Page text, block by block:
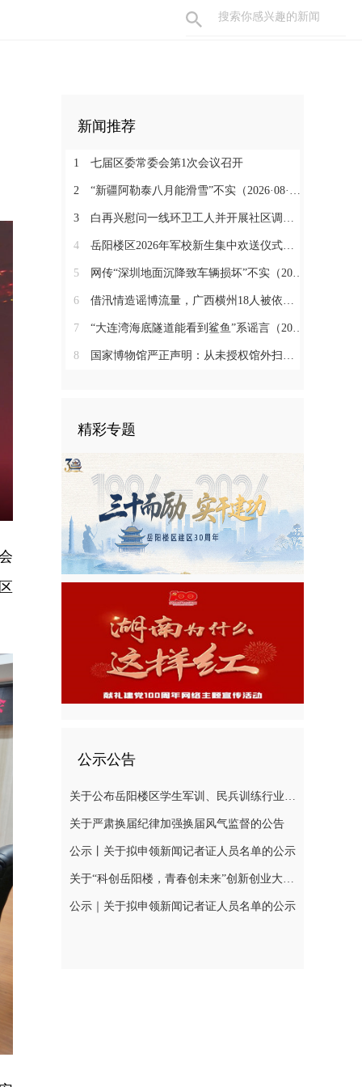
新闻推荐
1 七届区委常委会第1次会议召开
2 “新疆阿勒泰八月能滑雪”不实（2026·08·07）
3 白再兴慰问一线环卫工人并开展社区调研工作
4 岳阳楼区2026年军校新生集中欢送仪式举行
5 网传“深圳地面沉降致车辆损坏”不实（2026·08·06）
6 借汛情造谣博流量，广西横州18人被依法查处（2026·08·05）
7 “大连湾海底隧道能看到鲨鱼”系谣言（2026·08·04）
8 国家博物馆严正声明：从未授权馆外扫码（2026·08·03）
精彩专题
公示公告
关于公布岳阳楼区学生军训、民兵训练行业领域监督举报电话的公告
关于严肃换届纪律加强换届风气监督的公告
公示丨关于拟申领新闻记者证人员名单的公示
关于“科创岳阳楼，青春创未来”创新创业大赛网评结果公示及现场初赛有关事项的通知
公示｜关于拟申领新闻记者证人员名单的公示